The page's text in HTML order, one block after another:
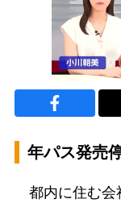
年パス発売
都内に住む会